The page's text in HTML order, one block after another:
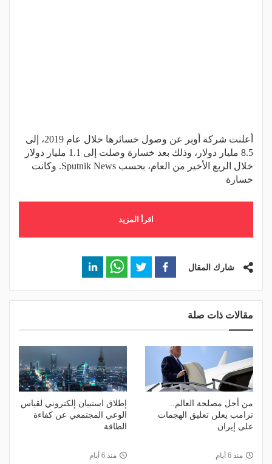
أعلنت شركة أوبر عن وصول خسائرها خلال عام 2019، إلى
8.5 مليار دولار، وذلك بعد خسارة وصلت إلى 1.1 مليار دولار
خلال الربع الأخير من العام، بحسب Sputnik News. وكانت
خسارة
اقرأ المزيد
شارك المقال
مقالات ذات صلة
من أجل مصلحة العالم..
ترامب يعلن تعليق الهجمات
على إيران
منذ 6 أيام
إطلاق استبيان إلكتروني لقياس
الوعي المجتمعي عن كفاءة
الطاقة
منذ 6 أيام